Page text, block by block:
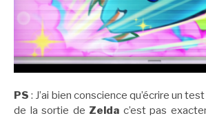
PS : J’ai bien conscience qu’écrire un
de la sortie de Zelda c’est pas